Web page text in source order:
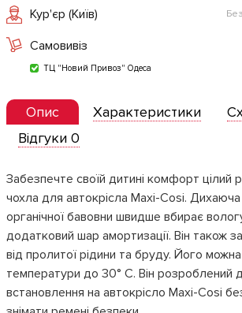
Кур'єр (Київ)
Самовивіз
ТЦ "Новий Привоз" Одеса
Опис Характеристики
Відгуки 0
Забезпечте своїй дитині комфорт цілий
чохла для автокрісла Maxi-Cosi. Дихаюча
органічної бавовни швидше вбирає
додатковий шар амортизації. Він також
від пролитої рідини та бруду. Його
температури до 30° C. Він розроблений
встановлення на автокрісло Maxi-Cosi